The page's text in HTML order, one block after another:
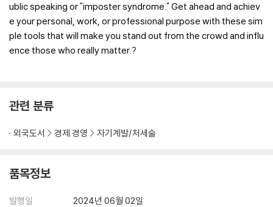
ublic speaking or "imposter syndrome." Get ahead and achiev
e your personal, work, or professional purpose with these sim
ple tools that will make you stand out from the crowd and influ
ence those who really matter.?
관련 분류
외국도서 경제 경영 자기계발/처세술
품목정보
발행일
2024년 06월 02일